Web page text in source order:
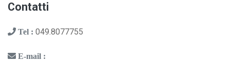
Contatti
Tel : 049.8077755
E-mail :